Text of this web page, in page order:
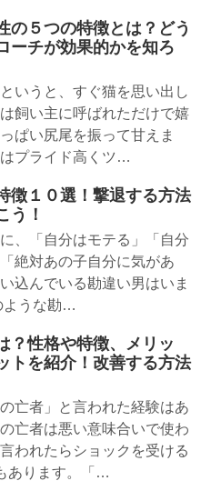
の５つの特徴とは？どう
ーチが効果的かを知ろ
というと、すぐ猫を思い出し
飼い主に呼ばれただけで嬉
ぱい尻尾を振って甘えま
プライド高くツ…
徴１０選！撃退する方法
う！
、「自分はモテる」「自分
絶対あの子自分に気があ
込んでいる勘違い男はいま
ような勘…
？性格や特徴、メリッ
トを紹介！改善する方法
亡者」と言われた経験はあ
亡者は悪い意味合いで使わ
われたらショックを受ける
あります。「…